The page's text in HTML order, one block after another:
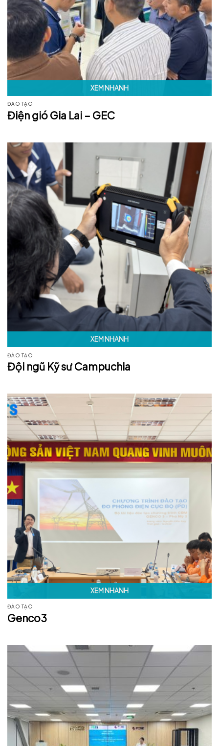
XEM NHANH
ĐÀO TẠO
Điện gió Gia Lai – GEC
XEM NHANH
ĐÀO TẠO
Đội ngũ Kỹ sư Campuchia
XEM NHANH
ĐÀO TẠO
Genco3